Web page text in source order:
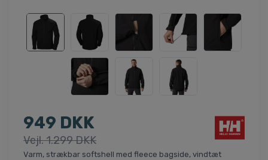
949 DKK
Vejl. 1.299 DKK
Varm, strækbar softshell med fleece bagside, vindtæt